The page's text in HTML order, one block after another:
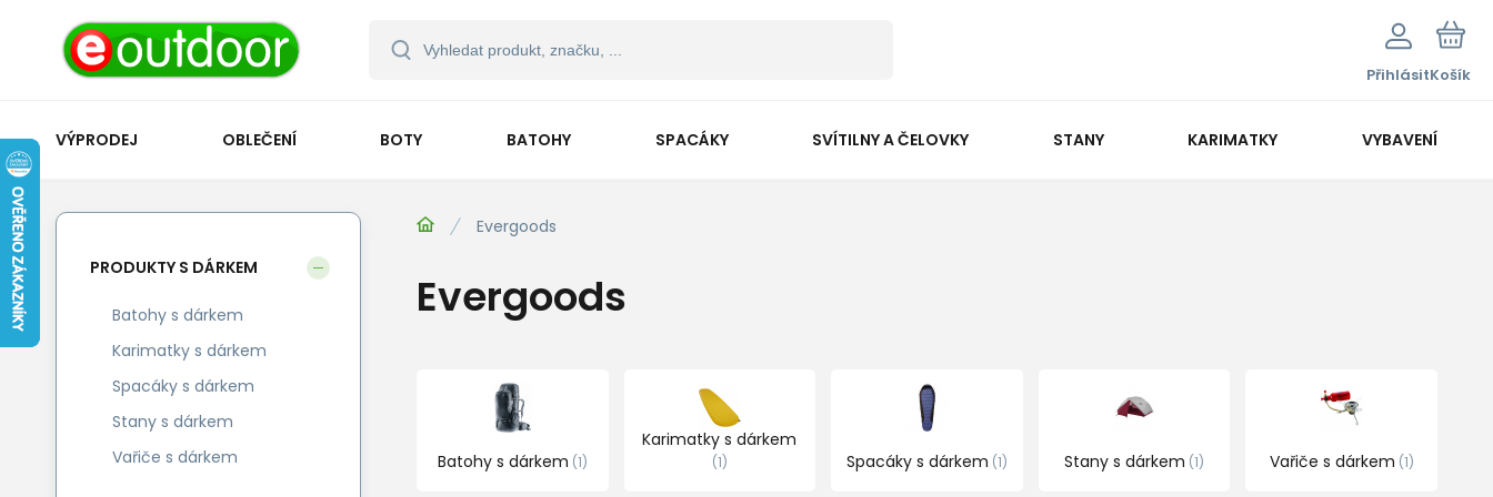
PřihlásitKošík
VÝPRODEJ OBLEČENÍ BOTY BATOHY SPACÁKY SVÍTILNY A ČELOVKY STANY KARIMATKY VYBAVENÍ
Evergoods
Evergoods
Batohy s dárkem 1
Karimatky s dárkem
1 Spacáky s dárkem 1 Stany s dárkem 1 Vařiče s dárkem 1
PRODUKTY S DÁRKEM
Batohy s dárkem
Karimatky s dárkem
Spacáky s dárkem
Stany s dárkem
Vařiče s dárkem